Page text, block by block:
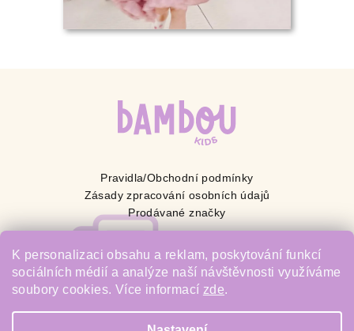
K personalizaci obsahu a reklam, poskytování funkcí
sociálních médií a analýze naší návštěvnosti využíváme
soubory cookies. Více informací zde.
Pravidla/Obchodní podmínky
Zásady zpracování osobních údajů
Prodávané značky
BAMBOU s.r.o.
IČ: 23526921
Rudná 69/44A, 703 00 Ostrava